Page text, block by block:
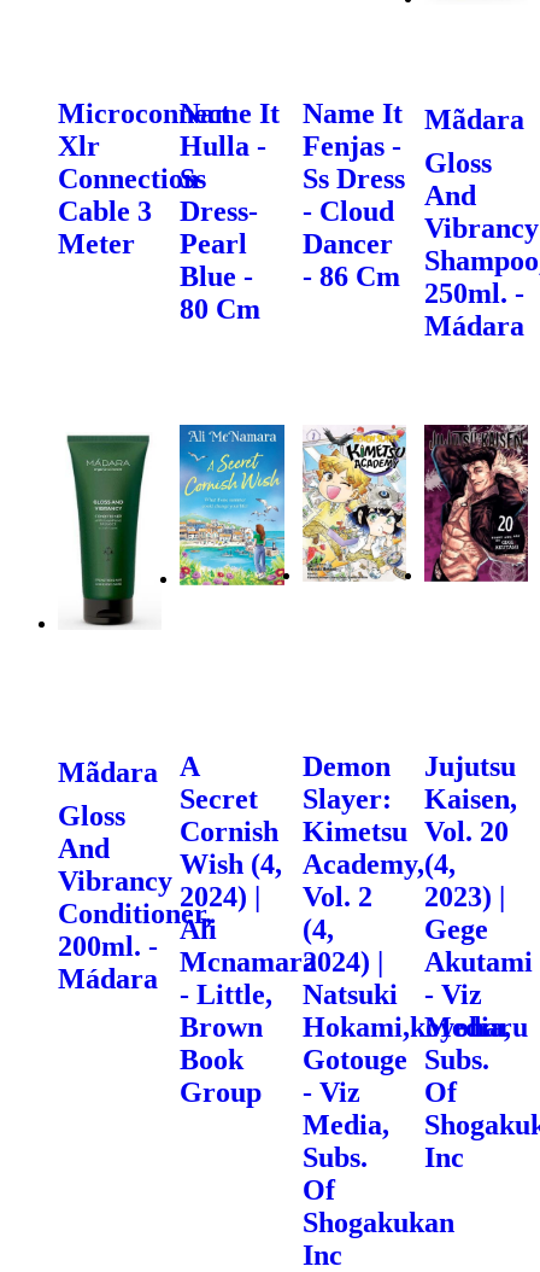
Microconnect
Xlr
Connection
Cable 3
Meter
Name It
Hulla -
Ss
Dress-
Pearl
Blue -
80 Cm
Name It
Fenjas -
Ss Dress
- Cloud
Dancer
- 86 Cm
Mãdara
Gloss
And
Vibrancy
250ml. -
Mádara
Mãdara
Gloss
And
Vibrancy
Conditioner,
200ml. -
Mádara
A
Secret
Cornish
Wish (4,
2024) |
Ali
Mcnamara
- Little,
Brown
Book
Group
Demon
Slayer:
Kimetsu
Academy,
Vol. 2
(4,
2024) |
Natsuki
Hokami,koyoharu
Gotouge
- Viz
Media,
Subs.
Of
Shogakukan
Inc
Jujutsu
Kaisen,
Vol. 20
(4,
2023) |
Gege
Akutami
- Viz
Media,
Subs.
Of
Inc